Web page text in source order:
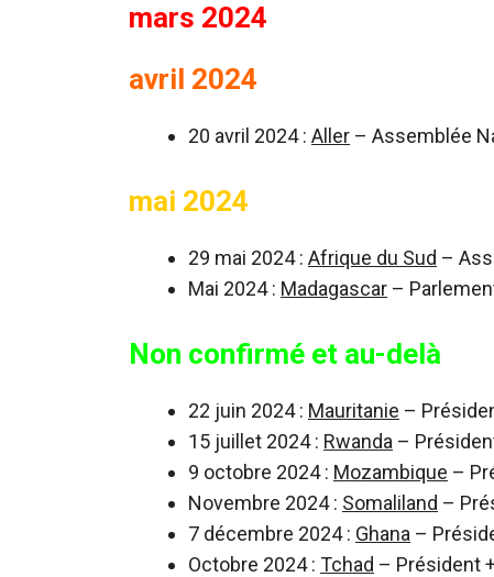
mars 2024
avril 2024
20 avril 2024 : Aller – Assemblée
mai 2024
29 mai 2024 : Afrique du Sud –
Mai 2024 : Madagascar –
Non confirmé et au-delà
22 juin 2024 : Mauritanie –
15 juillet 2024 : Rwanda –
9 octobre 2024 : Mozambique –
Novembre 2024 : Somaliland –
7 décembre 2024 : Ghana –
Octobre 2024 : Tchad – Président